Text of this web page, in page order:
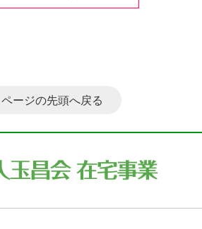
ページの先頭へ戻る